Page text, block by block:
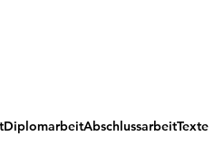
DiplomarbeitAbschlussarbeitTexte